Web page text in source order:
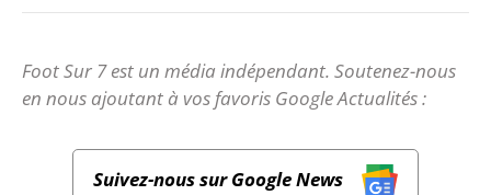
Foot Sur 7 est un média indépendant. Soutenez-nous
en nous ajoutant à vos favoris Google Actualités :
Suivez-nous sur Google News